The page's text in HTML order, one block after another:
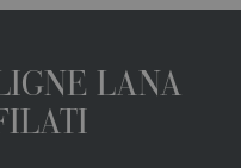
LANA